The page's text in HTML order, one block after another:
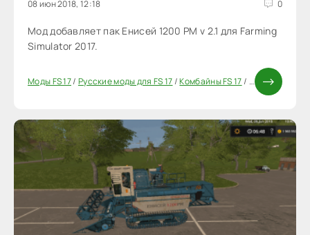
08 июн 2018, 12:18 0
Мод добавляет пак Енисей 1200 РМ v 2.1 для Farming
Simulator 2017.
Моды FS 17/ Русские моды для FS 17/Комбайны FS 17/ Моды ФС 17